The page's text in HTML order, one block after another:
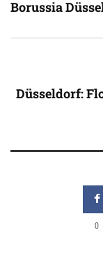
Borussia
Düsseldorf:
0